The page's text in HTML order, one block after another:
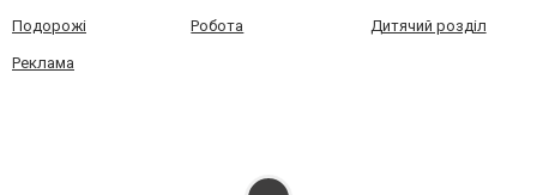
Подорожі Робота Дитячий розділ
Реклама